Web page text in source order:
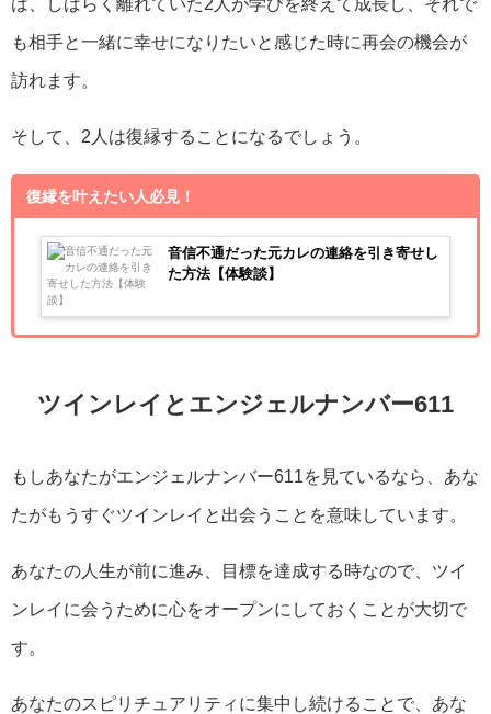
も相手と一緒に幸せになりたいと感じた時に再会の機会が
訪れます。
そして、2人は復縁することになるでしょう。
復縁を叶えたい人必見！
音信不通だった元カレの連絡を引き寄せし
た方法【体験談】
ツインレイとエンジェルナンバー611
もしあなたがエンジェルナンバー611を見ているなら、あな
たがもうすぐツインレイと出会うことを意味しています。
あなたの人生が前に進み、目標を達成する時なので、ツイ
ンレイに会うために心をオープンにしておくことが大切で
す。
あなたのスピリチュアリティに集中し続けることで、あな